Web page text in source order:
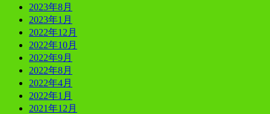
2023年8月
2023年1月
2022年12月
2022年10月
2022年9月
2022年8月
2022年4月
2022年1月
2021年12月